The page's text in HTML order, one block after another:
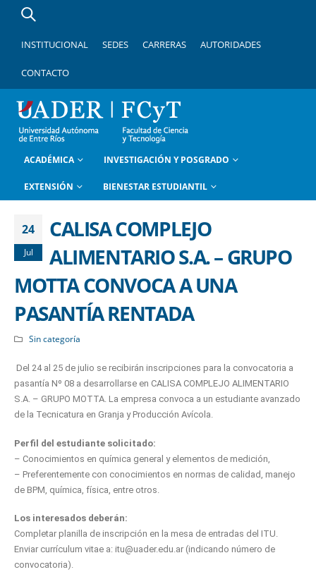
INSTITUCIONAL SEDES CARRERAS AUTORIDADES
CONTACTO
ACADÉMICA INVESTIGACIÓN Y POSGRADO
EXTENSIÓN BIENESTAR ESTUDIANTIL
24
Jul
CALISA COMPLEJO
ALIMENTARIO S.A. – GRUPO
MOTTA CONVOCA A UNA
PASANTÍA RENTADA
Sin categoría
Del 24 al 25 de julio se recibirán inscripciones para la convocatoria a
pasantía Nº 08 a desarrollarse en CALISA COMPLEJO ALIMENTARIO
S.A. – GRUPO MOTTA. La empresa convoca a un estudiante avanzado
de la Tecnicatura en Granja y Producción Avícola.
Perfil del estudiante solicitado:
– Conocimientos en química general y elementos de medición,
– Preferentemente con conocimientos en normas de calidad, manejo
de BPM, química, física, entre otros.
Los interesados deberán:
Completar planilla de inscripción en la mesa de entradas del ITU.
Enviar currículum vitae a: itu@uader.edu.ar (indicando número de
convocatoria).